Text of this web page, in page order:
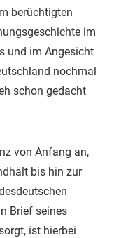
berüchtigten
im
und im Angesicht
nochmal
schon gedacht
von Anfang an,
bis hin zur
Brief seines
ist hierbei